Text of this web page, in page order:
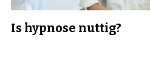
Is hypnose nuttig?